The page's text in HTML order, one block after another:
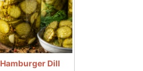
Hamburger Dill